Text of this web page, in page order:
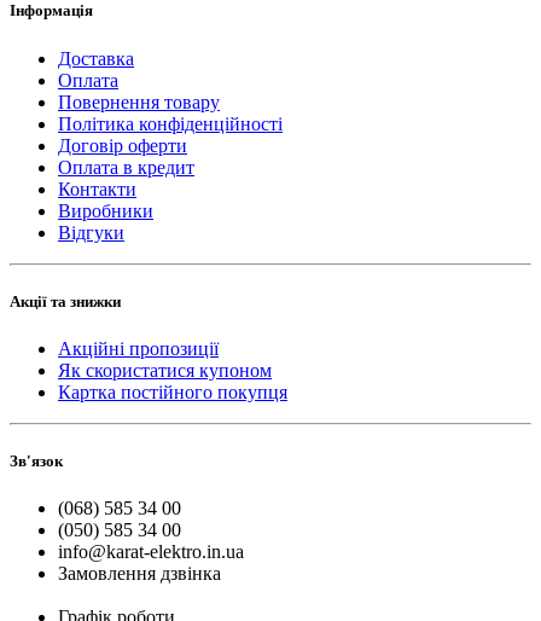
Інформація
Доставка
Оплата
Повернення товару
Політика конфіденційності
Договір оферти
Оплата в кредит
Контакти
Виробники
Відгуки
Акції та знижки
Акційні пропозиції
Як скористатися купоном
Картка постійного покупця
Зв'язок
(068) 585 34 00
(050) 585 34 00
info@karat-elektro.in.ua
Замовлення дзвінка